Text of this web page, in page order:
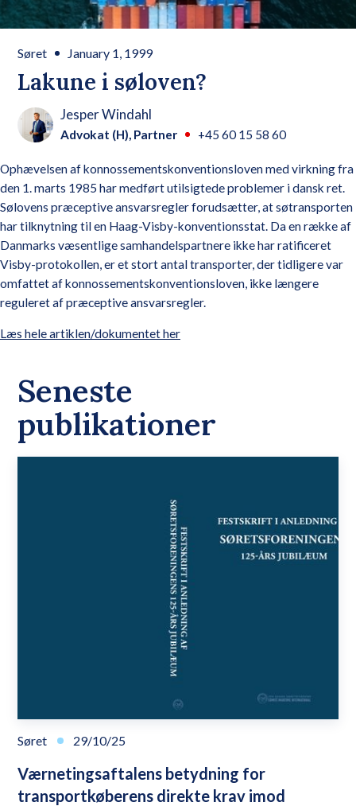
Lakune i søloven?
Søret January 1, 1999
Jesper Windahl
Advokat (H), Partner +45 60 15 58 60
Ophævelsen af konnossementskonventionsloven med virkning fra
den 1. marts 1985 har medført utilsigtede problemer i dansk ret.
Sølovens præceptive ansvarsregler forudsætter, at søtransporten
har tilknytning til en Haag-Visby-konventionsstat. Da en række af
Danmarks væsentlige samhandelspartnere ikke har ratificeret
Visby-protokollen, er et stort antal transporter, der tidligere var
omfattet af konnossementskonventionsloven, ikke længere
reguleret af præceptive ansvarsregler.
Læs hele artiklen/dokumentet her
Seneste
publikationer
Søret 29/10/25
Værnetingsaftalens betydning for
transportkøberens direkte krav imod